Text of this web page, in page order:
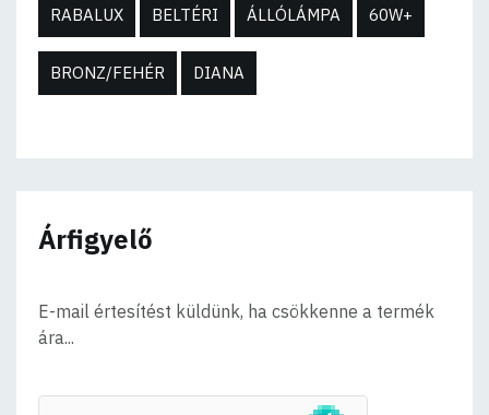
RABALUX BELTÉRI ÁLLÓLÁMPA 60W+
BRONZ/FEHÉR DIANA
Árfigyelő
E-mail értesítést küldünk, ha csökkenne a termék
ára...